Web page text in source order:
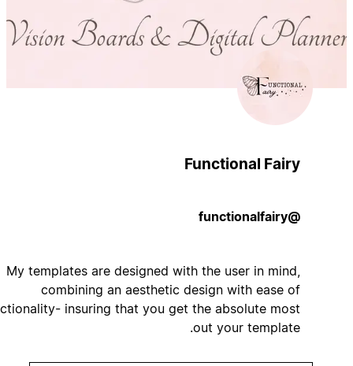
Functional Fairy
My templates are designed with the user in mind,
combining an aesthetic design with ease of
functionality- insuring that you get the absolute most
out your template.